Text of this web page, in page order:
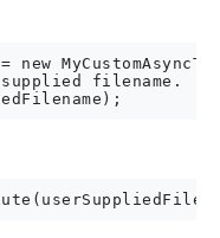
= new
filename.